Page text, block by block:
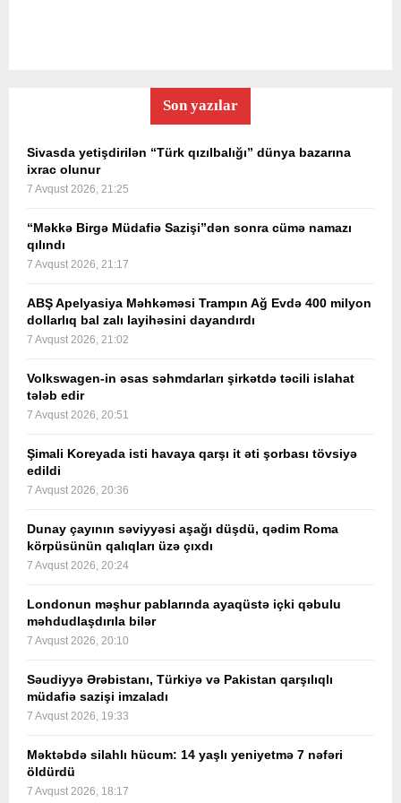
Son yazılar
Sivasda yetişdirilən “Türk qızılbalığı” dünya bazarına
ixrac olunur
7 Avqust 2026, 21:25
“Məkkə Birgə Müdafiə Sazişi”dən sonra cümə namazı
qılındı
7 Avqust 2026, 21:17
ABŞ Apelyasiya Məhkəməsi Trampın Ağ Evdə 400 milyon
dollarlıq bal zalı layihəsini dayandırdı
7 Avqust 2026, 21:02
Volkswagen-in əsas səhmdarları şirkətdə təcili islahat
tələb edir
7 Avqust 2026, 20:51
Şimali Koreyada isti havaya qarşı it əti şorbası tövsiyə
edildi
7 Avqust 2026, 20:36
Dunay çayının səviyyəsi aşağı düşdü, qədim Roma
körpüsünün qalıqları üzə çıxdı
7 Avqust 2026, 20:24
Londonun məşhur pablarında ayaqüstə içki qəbulu
məhdudlaşdırıla bilər
7 Avqust 2026, 20:10
Səudiyyə Ərəbistanı, Türkiyə və Pakistan qarşılıqlı
müdafiə sazişi imzaladı
7 Avqust 2026, 19:33
Məktəbdə silahlı hücum: 14 yaşlı yeniyetmə 7 nəfəri
öldürdü
7 Avqust 2026, 18:17